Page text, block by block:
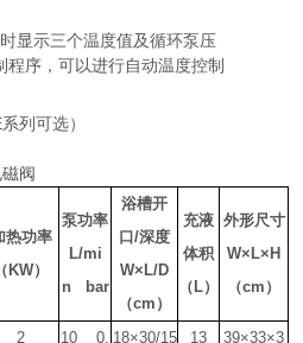
显示三个温度值及循环泵压
序，可以进行自动温度控制
列可选）
阀
热功率
（KW）
泵功率
L/mi
n bar
浴槽开
口/深度
W×L/D
（cm）
充液
体积
（L）
外形尺寸
W×L×H
（cm）
2
10 0. 18×30/15 13
39×33×3